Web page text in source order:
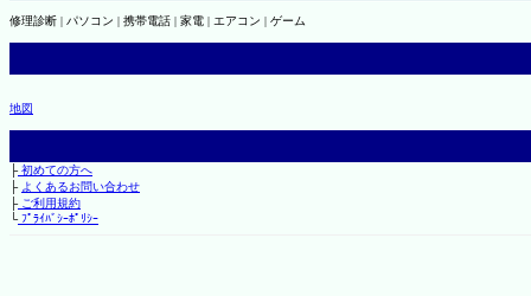
修理診断 | パソコン | 携帯電話 | 家電 | エアコン | ゲーム
地図
├初めての方へ
├ よくあるお問い合わせ
├ご利用規約
└ﾌﾟﾗｲﾊﾞｼｰﾎﾟﾘｼｰ